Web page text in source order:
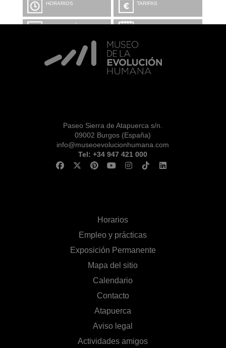
HORARIOS TARIFAS
INFORMACIÓN Y
CALENDARIO
VISITA CON
MICROEXPLICACIONES
Paseo Sierra de Atapuerca s/n.
09002 Burgos (España)
info@museoevolucionhumana.com
Tel: +34 947 421 000
Horarios
Empleo y prácticas
Exposición Permanente
Mapa del sitio
Calendario
Contacto
Atapuerca
Aviso legal
Actividades amigos